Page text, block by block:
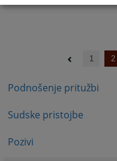
Podnošenje pritužbi
Sudske pristojbe
Pozivi
1 2